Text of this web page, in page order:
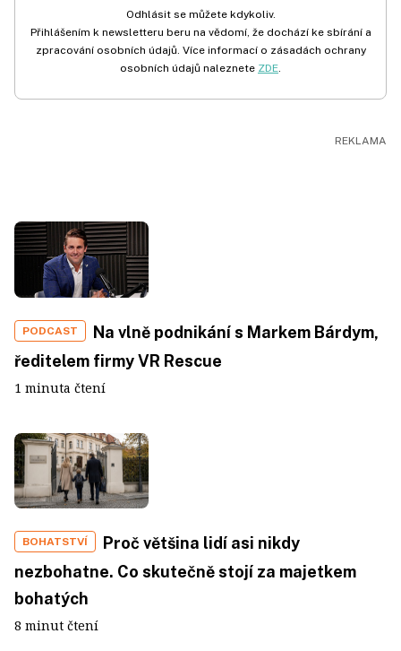
Odhlásit se můžete kdykoliv.
Přihlášením k newsletteru beru na vědomí, že dochází ke sbírání a
zpracování osobních údajů. Více informací o zásadách ochrany
osobních údajů naleznete ZDE.
PODCAST
Na vlně podnikání s Markem Bárdym,
ředitelem firmy VR Rescue
1 minuta čtení
BOHATSTVÍ
Proč většina lidí asi nikdy
nezbohatne. Co skutečně stojí za majetkem
bohatých
8 minut čtení